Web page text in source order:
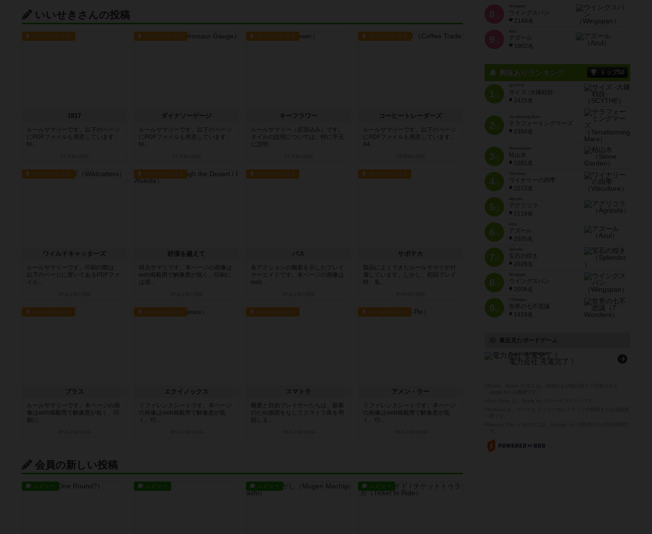
いいせきさんの投稿
ルール/インスト
1817
ルールサマリーです。以下のページ
にPDFファイルも用意しています。
ht...
ルール/インスト
ダイナソーゲージ
ルールサマリーです。以下のページ
にPDFファイルも用意しています。
ht...
ルール/インスト
キーフラワー
ルールサマリー（拡張込み）です。
タイルの説明については、特に手元
に説明...
ルール/インスト
コーヒートレーダーズ
ルールサマリーです。以下のページ
にPDFファイルも用意しています。
A4...
ルール/インスト
ワイルドキャッターズ
ルールサマリーです。印刷の際は、
以下のページに置いてあるPDFファ
イル...
ルール/インスト
砂漠を越えて
得点サマリです。本ページの画像は
web掲載用で解像度が低く、印刷に
は堪...
ルール/インスト
バス
各アクションの概要を示したプレイ
ヤーエイドです。本ページの画像は
web...
ルール/インスト
サポテカ
製品によくできたルールサマリが付
属しています。しかし、初回プレイ
時、私...
ルール/インスト
ブラス
ルールサマリーです。本ページの画
像はweb掲載用で解像度が低く、印
刷に...
ルール/インスト
エクイノックス
リファレンスシートです。本ページ
の画像はweb掲載用で解像度が低
く、印...
ルール/インスト
スマトラ
概要と目的プレイヤーたちは、探索
のため旅団をなしてスマトラ島を周
回しま...
ルール/インスト
アメン・ラー
リファレンスシートです。本ページ
の画像はweb掲載用で解像度が低
く、印...
会員の新しい投稿
レビュー レビュー レビュー レビュー
8 位
Wingspan
ウイングスパン
2148名
9 位
Azul
アズール
1902名
興味ありランキング トップ50
1位
SCYTHE
サイズ -大鎌戦役-
2415名
2位
Terraforming Mars
テラフォーミングマーズ
2394名
3位
Stone Garden
枯山水
2281名
4位
Viticulture
ワイナリーの四季
2272名
5位
Agricola
アグリコラ
2119名
6位
Azul
アズール
2035名
7位
宝石の煌き
2028名
8位
Wingspan
ウイングスパン
2006名
9位
7 Wonders
世界の七不思議
1919名
最近見たボードゲーム
Power Grid: Recharged
電力会社 充電完了！